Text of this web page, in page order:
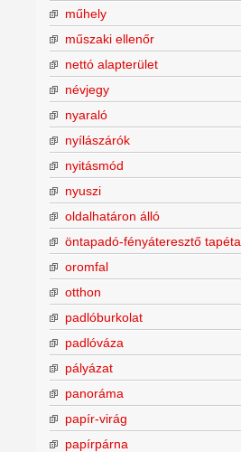
műhely
műszaki ellenőr
nettó alapterület
névjegy
nyaraló
nyílászárók
nyitásmód
nyuszi
oldalhatáron álló
öntapadó-fényáteresztő tapéta
oromfal
otthon
padlóburkolat
padlóváza
pályázat
panoráma
papír-virág
papírpárna